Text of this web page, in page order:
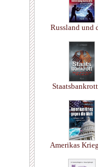
Russland und
Amerikas